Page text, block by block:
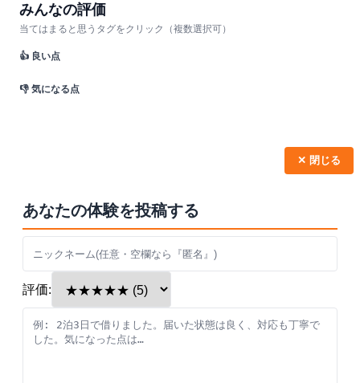
みんなの評価
当てはまると思うタグをクリック（複数選択可）
👍 良い点
👎 気になる点
✕ 閉じる
あなたの体験を投稿する
評価: